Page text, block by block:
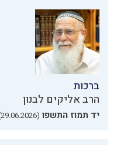
ברכות
הרב אליקים לבנון
יד תמוז התשפו (29.06.2026)